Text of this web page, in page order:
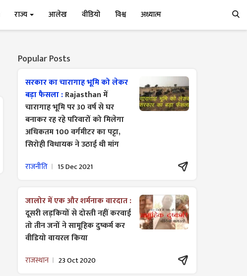
राज्य आलेख वीडियो विश्व अध्यात्म
Popular Posts
सरकार का चारागाह भूमि को लेकर
बड़ा फैसला :Rajasthan में
चारागाह भूमि पर 30 वर्ष से घर
बनाकर रह रहे परिवारों को मिलेगा
अधिकतम 100 वर्गमीटर का पट्टा,
सिरोही विधायक ने उठाई थी मांग
राजनीति 15 Dec 2021
जालोर में एक और शर्मनाक वारदात :
दूसरी लड़कियों से दोस्ती नहीं करवाई
तो तीन जनों ने सामूहिक दुष्कर्म कर
वीडियो वायरल किया
राजस्थान 23 Oct 2020